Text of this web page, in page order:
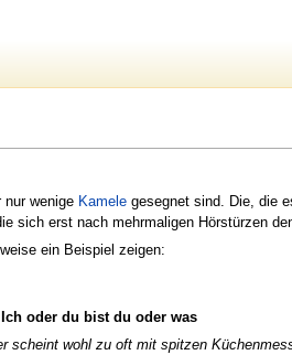
nur wenige Kamele gesegnet sind. Die, die
sich erst nach mehrmaligen Hörstürzen
ein Beispiel zeigen:
oder du bist du oder was
scheint wohl zu oft mit spitzen